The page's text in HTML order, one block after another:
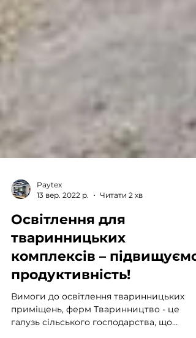
Paytex
13 вер. 2022 р.
Читати 2 хв
Освітлення для
тваринницьких
комплексів – підвищуємо
продуктивність!
Вимоги до освітлення тваринницьких